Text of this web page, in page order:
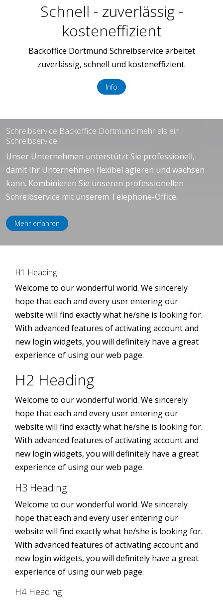
Schnell - zuverlässig -
kosteneffizient
Backoffice Dortmund Schreibservice arbeitet
zuverlässig, schnell und kosteneffizient.
Info
Schreibservice Backoffice Dortmund mehr als ein
Schreibservice
Unser Unternehmen unterstützt Sie professionell,
damit Ihr Unternehmen flexibel agieren und wachsen
kann. Kombinieren Sie unseren professionellen
Schreibservice mit unserem Telephone-Office.
Mehr erfahren
H1 Heading
Welcome to our wonderful world. We sincerely
hope that each and every user entering our
website will find exactly what he/she is looking for.
With advanced features of activating account and
new login widgets, you will definitely have a great
experience of using our web page.
H2 Heading
Welcome to our wonderful world. We sincerely
hope that each and every user entering our
website will find exactly what he/she is looking for.
With advanced features of activating account and
new login widgets, you will definitely have a great
experience of using our web page.
H3 Heading
Welcome to our wonderful world. We sincerely
hope that each and every user entering our
website will find exactly what he/she is looking for.
With advanced features of activating account and
new login widgets, you will definitely have a great
experience of using our web page.
H4 Heading